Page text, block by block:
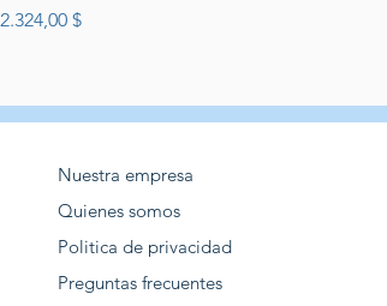
Preis
2.324,00 $
Nuestra empresa
Quienes somos
Politica de privacidad
Preguntas frecuentes